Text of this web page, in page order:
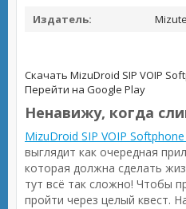
Издатель:
Скачать MizuDroid SIP VOIP
Перейти на Google Play
Ненавижу, когда
MizuDroid SIP VOIP
выглядит как очередная
которая должна сделать
тут всё так сложно! Чтобы
пройти через целый квест.